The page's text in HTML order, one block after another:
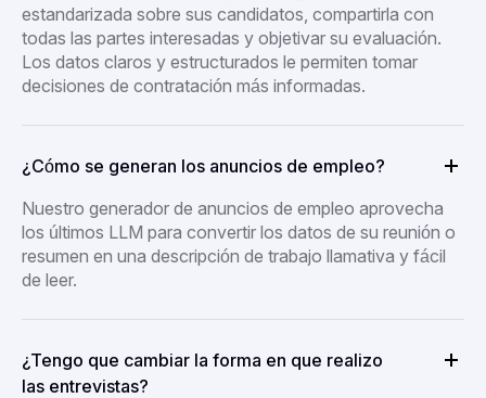
estandarizada sobre sus candidatos, compartirla con
todas las partes interesadas y objetivar su evaluación.
Los datos claros y estructurados le permiten tomar
decisiones de contratación más informadas.
¿Cómo se generan los anuncios de empleo?
Nuestro generador de anuncios de empleo aprovecha
los últimos LLM para convertir los datos de su reunión o
resumen en una descripción de trabajo llamativa y fácil
de leer.
¿Tengo que cambiar la forma en que realizo
las entrevistas?